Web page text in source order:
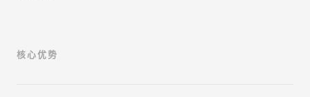
核心优势